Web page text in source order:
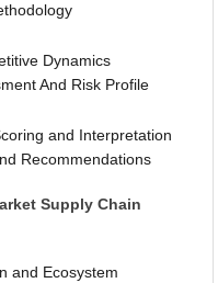
Dynamics
And Risk Profile
and Interpretation
Recommendations
Supply Chain
and Ecosystem